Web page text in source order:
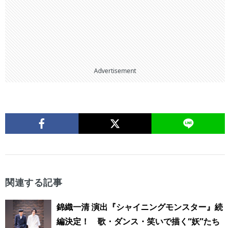
Advertisement
関連する記事
錦織一清 演出『シャイニングモンスター』続
編決定！ 歌・ダンス・笑いで描く“妖”たち